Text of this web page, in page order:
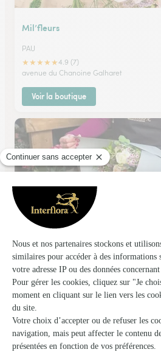
Mil’fleurs
PAU
★★★★★4.9 (7)
avenue du Chanoine Galharet
Voir la boutique
Hellebore
PAU
★★★★★4.7 (127)
172 - 174 avenue Jean Mermoz
Voir la boutique